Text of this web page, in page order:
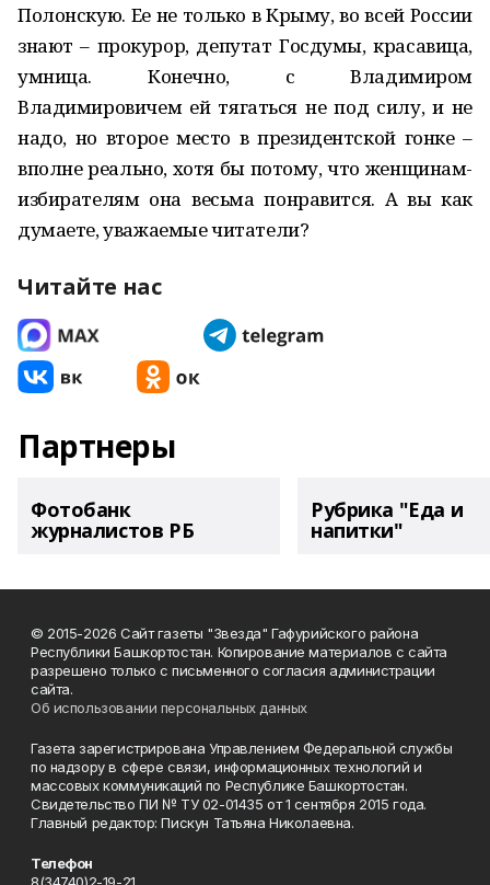
Полонскую. Ее не только в Крыму, во всей России
знают – прокурор, депутат Госдумы, красавица,
умница. Конечно, с Владимиром
Владимировичем ей тягаться не под силу, и не
надо, но второе место в президентской гонке –
вполне реально, хотя бы потому, что женщинам-
избирателям она весьма понравится. А вы как
думаете, уважаемые читатели?
Читайте нас
Партнеры
Фотобанк
журналистов РБ
Рубрика "Еда и
напитки"
© 2015-2026 Сайт газеты "Звезда" Гафурийского района
Республики Башкортостан. Копирование материалов с сайта
разрешено только с письменного согласия администрации
сайта.
Об использовании персональных данных
Газета зарегистрирована Управлением Федеральной службы
по надзору в сфере связи, информационных технологий и
массовых коммуникаций по Республике Башкортостан.
Свидетельство ПИ № ТУ 02-01435 от 1 сентября 2015 года.
Главный редактор: Пискун Татьяна Николаевна.
Телефон